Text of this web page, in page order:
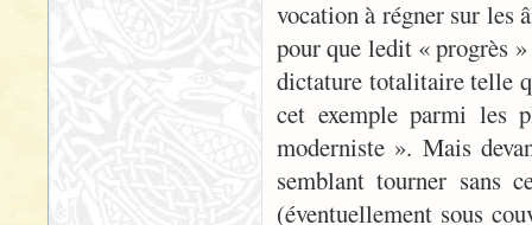
vocation à régner sur les
pour que ledit « progrès
dictature totalitaire telle
cet exemple parmi les
moderniste ». Mais
semblant tourner sans
(éventuellement sous